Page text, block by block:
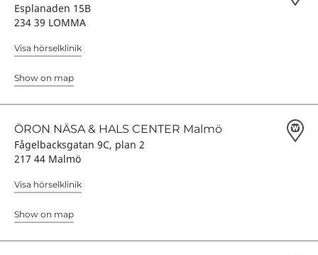
Esplanaden 15B
234 39 LOMMA
Visa hörselklinik
Show on map
ÖRON NÄSA & HALS CENTER Malmö
Fågelbacksgatan 9C, plan 2
217 44 Malmö
Visa hörselklinik
Show on map